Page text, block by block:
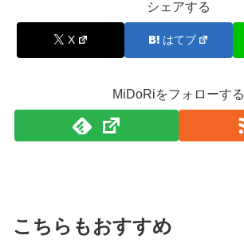
シェアする
X はてブ
MiDoRiをフォローする
こちらもおすすめ